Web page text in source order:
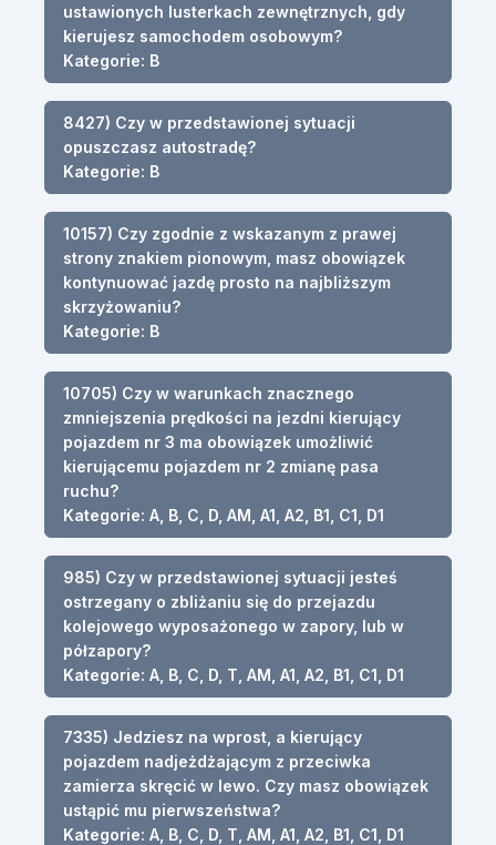
ustawionych lusterkach zewnętrznych, gdy
kierujesz samochodem osobowym?
Kategorie: B
8427) Czy w przedstawionej sytuacji
opuszczasz autostradę?
Kategorie: B
10157) Czy zgodnie z wskazanym z prawej
strony znakiem pionowym, masz obowiązek
kontynuować jazdę prosto na najbliższym
skrzyżowaniu?
Kategorie: B
10705) Czy w warunkach znacznego
zmniejszenia prędkości na jezdni kierujący
pojazdem nr 3 ma obowiązek umożliwić
kierującemu pojazdem nr 2 zmianę pasa
ruchu?
Kategorie: A, B, C, D, AM, A1, A2, B1, C1, D1
985) Czy w przedstawionej sytuacji jesteś
ostrzegany o zbliżaniu się do przejazdu
kolejowego wyposażonego w zapory, lub w
półzapory?
Kategorie: A, B, C, D, T, AM, A1, A2, B1, C1, D1
7335) Jedziesz na wprost, a kierujący
pojazdem nadjeżdżającym z przeciwka
zamierza skręcić w lewo. Czy masz obowiązek
ustąpić mu pierwszeństwa?
Kategorie: A, B, C, D, T, AM, A1, A2, B1, C1, D1